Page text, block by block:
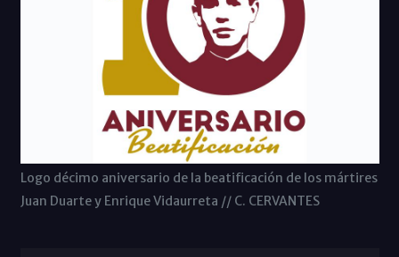
Logo décimo aniversario de la beatificación de los mártires
Juan Duarte y Enrique Vidaurreta // C. CERVANTES